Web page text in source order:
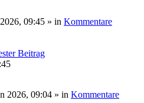
09:45 » in Kommentare
Beitrag
2026, 09:04 » in Kommentare